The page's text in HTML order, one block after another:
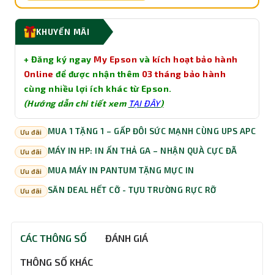
KHUYẾN MÃI
+ Đăng ký ngay My Epson và kích hoạt bảo hành
Online để được nhận thêm 03 tháng bảo hành
cùng nhiều lợi ích khác từ Epson.
(Hướng dẫn chi tiết xem TẠI ĐÂY)
Ưu đãi MUA 1 TẶNG 1 – GẤP ĐÔI SỨC MẠNH CÙNG UPS APC
Ưu đãi MÁY IN HP: IN ẤN THẢ GA – NHẬN QUÀ CỰC ĐÃ
Ưu đãi MUA MÁY IN PANTUM TẶNG MỰC IN
Ưu đãi SĂN DEAL HẾT CỠ - TỰU TRƯỜNG RỰC RỠ
CÁC THÔNG SỐ ĐÁNH GIÁ
THÔNG SỐ KHÁC